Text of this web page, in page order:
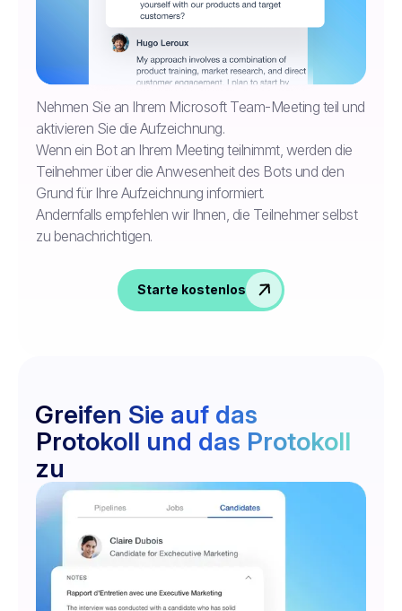
Nehmen Sie an Ihrem Microsoft Team-Meeting teil und
aktivieren Sie die Aufzeichnung.
Wenn ein Bot an Ihrem Meeting teilnimmt, werden die
Teilnehmer über die Anwesenheit des Bots und den
Grund für Ihre Aufzeichnung informiert.
Andernfalls empfehlen wir Ihnen, die Teilnehmer selbst
zu benachrichtigen.
Starte kostenlos
Greifen Sie auf das
Protokoll und das Protokoll
zu